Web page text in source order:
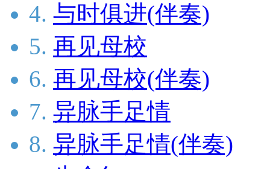
4. 与时俱进(伴奏)
5. 再见母校
6. 再见母校(伴奏)
7. 异脉手足情
8. 异脉手足情(伴奏)